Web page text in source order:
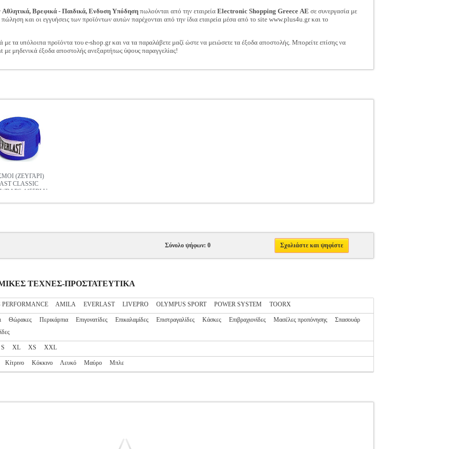
Αθλητικά, Βρεφικά - Παιδικά, Ενδυση Υπόδηση πωλούνται από την εταιρεία Electronic Shopping Greece ΑΕ σε συνεργασία με
και οι εγγυήσεις των προϊόντων αυτών παρέχονται από την ίδια εταιρεία μέσα από το site www.plus4u.gr και το
με τα υπόλοιπα προϊόντα του e-shop.gr και να τα παραλάβετε μαζί ώστε να μειώσετε τα έξοδα αποστολής. Μπορείτε επίσης να
μηδενικά έξοδα αποστολής ανεξαρτήτως ύψους παραγγελίας!
(ΖΕΥΓΑΡΙ)
CLASSIC
4455BLU
Σύνολο ψήφων: 0 Σχολιάστε και ψηφίστε
ΤΕΧΝΕΣ-ΠΡΟΣΤΑΤΕΥΤΙΚΑ
AMILA EVERLAST LIVEPRO OLYMPUS SPORT POWER SYSTEM TOORX
Θώρακες Περικάρπια Επιγονατίδες Επικαλαμίδες Επιστραγαλίδες Κάσκες Επιβραχιονίδες Μασέλες προπόνησης
Σπασουάρ
S XL XS XXL
Κίτρινο Κόκκινο Λευκό Μαύρο Μπλε